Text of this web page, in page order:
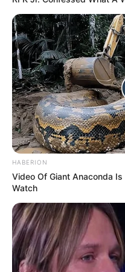
Kulturpalast
Wiesbaden
30.08.2026 19:30
directed by Uli
Bad Zwischenahn
04.09.2026 18:00
OF STEEL im
hütte
04.09.2026 20:00
SALON N18 im
05.09.2026 20:00
19.09.2026 19:30
Jasmin Tabatabai &
altungsplan für
03.10.2026 20:00
HABERION
Video Of Giant Anaconda
Watch